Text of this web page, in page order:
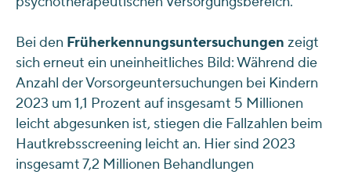
Bei den Früherkennungsuntersuchungen zeigt
sich erneut ein uneinheitliches Bild: Während die
Anzahl der Vorsorgeuntersuchungen bei Kindern
2023 um 1,1 Prozent auf insgesamt 5 Millionen
leicht abgesunken ist, stiegen die Fallzahlen beim
Hautkrebsscreening leicht an. Hier sind 2023
insgesamt 7,2 Millionen Behandlungen